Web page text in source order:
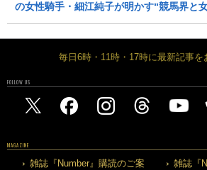
の女性騎手・細江純子が明かす“競馬界と
毎日6時・11時・17時に最新記事を
FOLLOW US
MAGAZINE
雑誌『Number』購読のご案
雑誌『